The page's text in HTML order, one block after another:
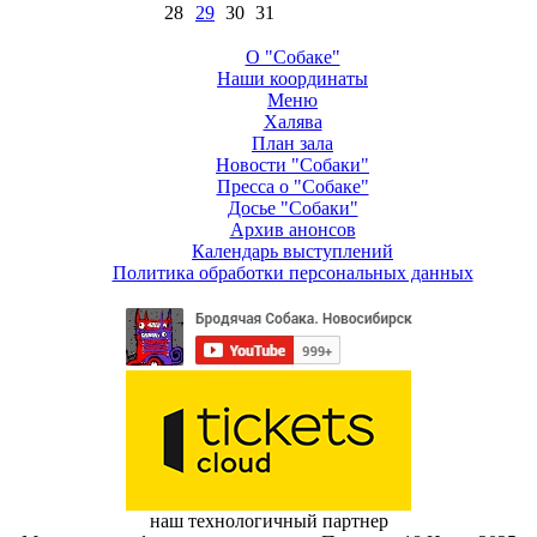
28 29 30 31
О "Собаке"
Наши координаты
Меню
Халява
План зала
Новости "Собаки"
Пресса о "Собаке"
Досье "Собаки"
Архив анонсов
Календарь выступлений
Политика обработки персональных данных
наш технологичный партнер